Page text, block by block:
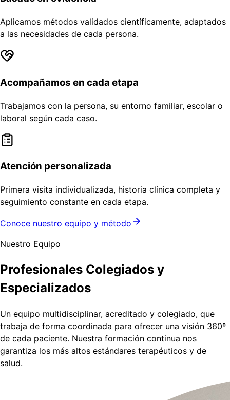
Aplicamos métodos validados científicamente, adaptados
a las necesidades de cada persona.
Acompañamos en cada etapa
Trabajamos con la persona, su entorno familiar, escolar o
laboral según cada caso.
Atención personalizada
Primera visita individualizada, historia clínica completa y
seguimiento constante en cada etapa.
Conoce nuestro equipo y método
Nuestro Equipo
Profesionales Colegiados y
Especializados
Un equipo multidisciplinar, acreditado y colegiado, que
trabaja de forma coordinada para ofrecer una visión 360º
de cada paciente. Nuestra formación continua nos
garantiza los más altos estándares terapéuticos y de
salud.